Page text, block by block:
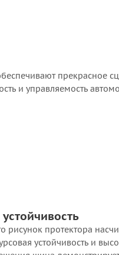
прекрасное
и управляемость
рисунок протектора
устойчивость и